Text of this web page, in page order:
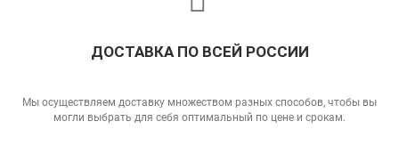
ДОСТАВКА ПО ВСЕЙ РОССИИ
Мы осуществляем доставку множеством разных способов, чтобы вы
могли выбрать для себя оптимальный по цене и срокам.